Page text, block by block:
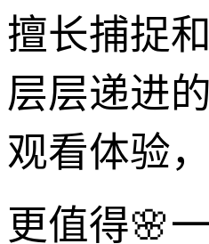
擅长捕捉
层层递进
观看体验
更值得🌸